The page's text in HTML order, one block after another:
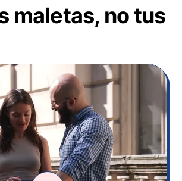
maletas, no tus